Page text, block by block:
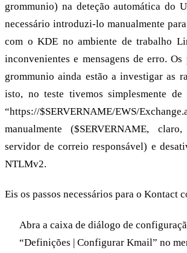
grommunio) na deteção automática do
necessário introduzi-lo manualmente
com o KDE no ambiente de trabalho
inconvenientes e mensagens de erro. Os
grommunio ainda estão a investigar as
isto, no teste tivemos simplesmente
“https://$SERVERNAME/EWS/
manualmente ($SERVERNAME,
servidor de correio responsável) e
NTLMv2.
Eis os passos necessários para o Kontact
Abra a caixa de diálogo de
“Definições | Configurar Kmail” no